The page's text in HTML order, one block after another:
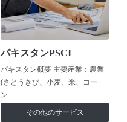
パキスタンPSCI
パキスタン概要 主要産業：農業
(さとうきび、小麦、米、コー
ン…
その他のサービス